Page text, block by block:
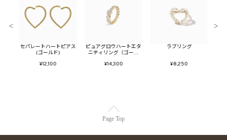
セパレートハートピアス
(ゴールド)
¥12,100
ピュアグロウハートエタ
ニティリング（ゴール
¥14,300
ラブリング
¥8,250
＜ ＞
Page Top